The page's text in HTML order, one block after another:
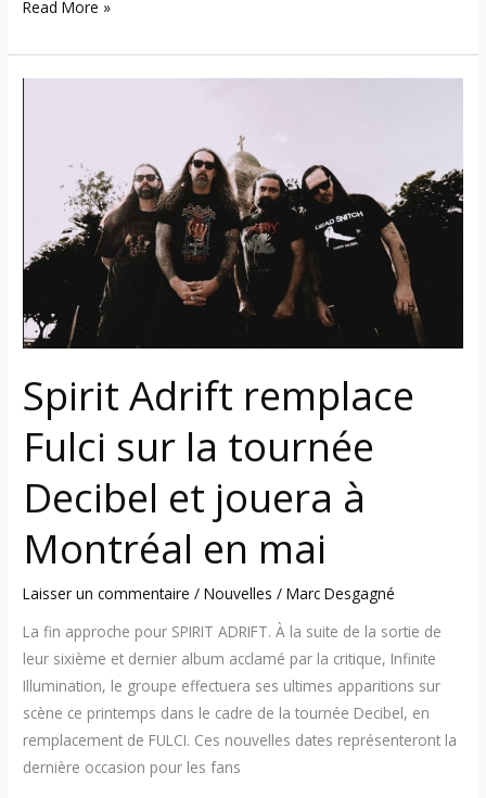
Read More »
Spirit Adrift remplace
Fulci sur la tournée
Decibel et jouera à
Montréal en mai
Laisser un commentaire /Nouvelles /Marc Desgagné
La fin approche pour SPIRIT ADRIFT. À la suite de la sortie de
leur sixième et dernier album acclamé par la critique, Infinite
Illumination, le groupe effectuera ses ultimes apparitions sur
scène ce printemps dans le cadre de la tournée Decibel, en
remplacement de FULCI. Ces nouvelles dates représenteront la
dernière occasion pour les fans
tournée
Decibel
jouera
Montréal
en
mai